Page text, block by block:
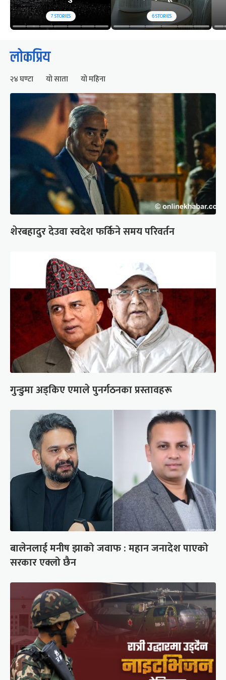
7STORIES 6STORIES
लोकप्रिय
२४ घण्टा यो साता यो महिना
शेरबहादुर देउवा स्वदेश फर्किने समय परिवर्तन
गुन्डुमा अड्किए एमाले पुनर्गठनका प्रस्तावहरू
बालेनलाई मनीष झाको जवाफ : महान जनादेश पाएको
सरकार एक्लो छैन